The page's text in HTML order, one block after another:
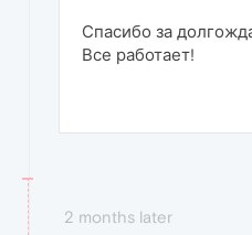
Спасибо за
Все работает!
2 months later